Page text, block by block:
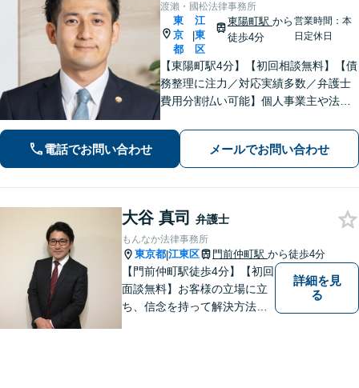
渡瀨・國松法律事務所
東
京
都
|
江
東
区
東陽町駅 から
徒歩4分
営業時間：本
日定休日
【東陽町駅4分】【初回相談無料】【債
務整理に注力／対応実績多数／弁護士
費用分割払い可能】個人事業主や法人
しい取立てにお困りの方も、まずはお
気軽にご連絡ください！【FP資格あり
／家計管理も万全に】
電話でお問い合わせ メールでお問い合わせ
大谷 真司 弁護士
もんなか法律事務所
東京都|江東区 門前仲町駅 から徒歩4分
【門前仲町駅徒歩4分】【初回
面談無料】お客様の立場に立
ち、信念を持って解決方法を
詳細を見
る